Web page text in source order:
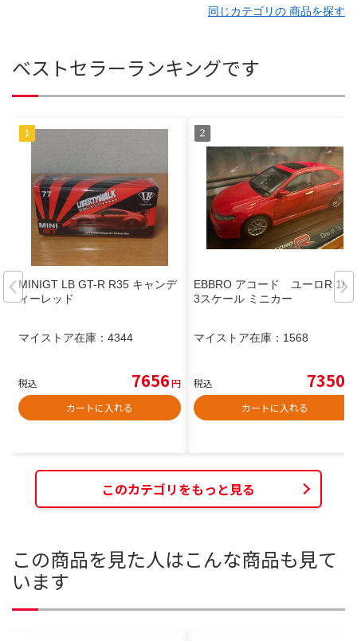
同じカテゴリの 商品を探す
ベストセラーランキングです
MINIGT LB GT-R R35 キャンデ
ィーレッド
マイストア在庫： 4344
税込 7656円
カートに入れる
EBBRO アコード ユーロR 1/4
3スケール ミニカー
マイストア在庫： 1568
税込 7350
カートに入れる
このカテゴリをもっと見る
この商品を見た人はこんな商品も見て
います